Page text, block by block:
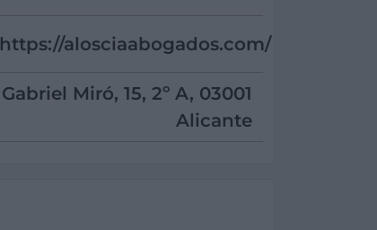
https://alosciaabogados.com/
Gabriel Miró, 15, 2º A, 03001
Alicante